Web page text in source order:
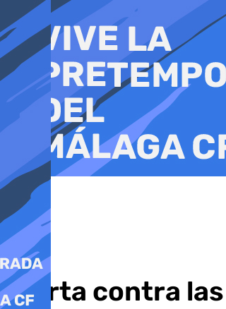
al
contenido
Alerta contra las